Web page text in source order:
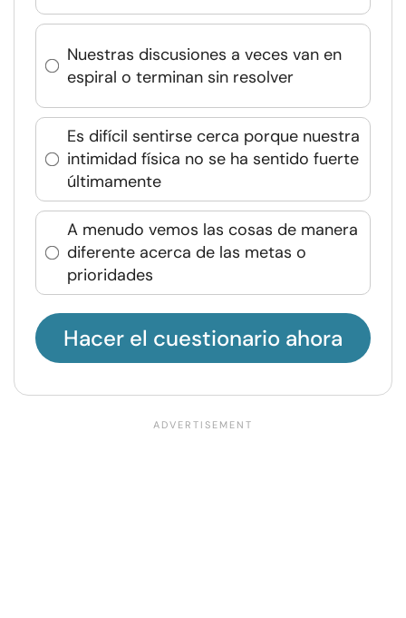
Nuestras discusiones a veces van en
espiral o terminan sin resolver
Es difícil sentirse cerca porque nuestra
intimidad física no se ha sentido fuerte
últimamente
A menudo vemos las cosas de manera
diferente acerca de las metas o
prioridades
Hacer el cuestionario ahora